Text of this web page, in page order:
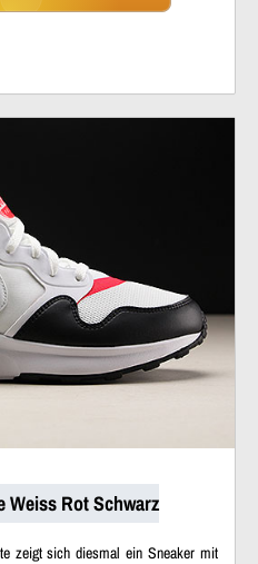
Weiss Rot Schwarz
zeigt sich diesmal ein Sneaker mit